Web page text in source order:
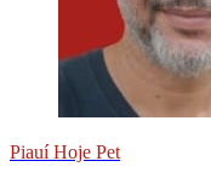
Piauí Hoje Pet